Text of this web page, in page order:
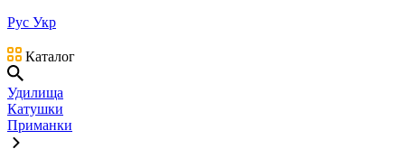
Рус Укр
Каталог
Удилища
Катушки
Приманки